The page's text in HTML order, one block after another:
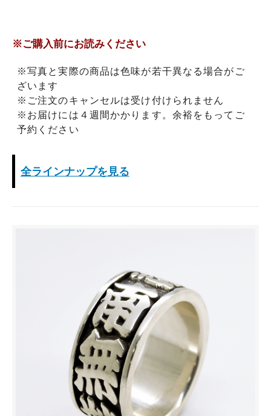
※ご購入前にお読みください
※写真と実際の商品は色味が若干異なる場合がご
ざいます
※ご注文のキャンセルは受け付けられません
※お届けには４週間かかります。余裕をもってご
予約ください
全ラインナップを見る